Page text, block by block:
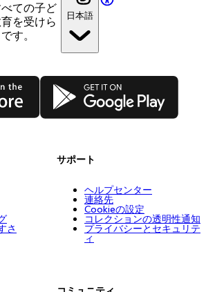
ての子ど
を受けら
す。
日本語
Google Play
さ
サポート
ヘルプセンター
連絡先
Cookieの設定
コレクションの透明性通知
プライバシーとセキュリテ
ィ